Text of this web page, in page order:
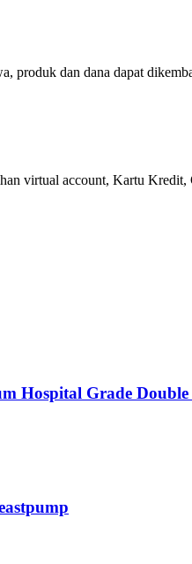
produk dan dana dapat
virtual account, Kartu
Hospital Grade